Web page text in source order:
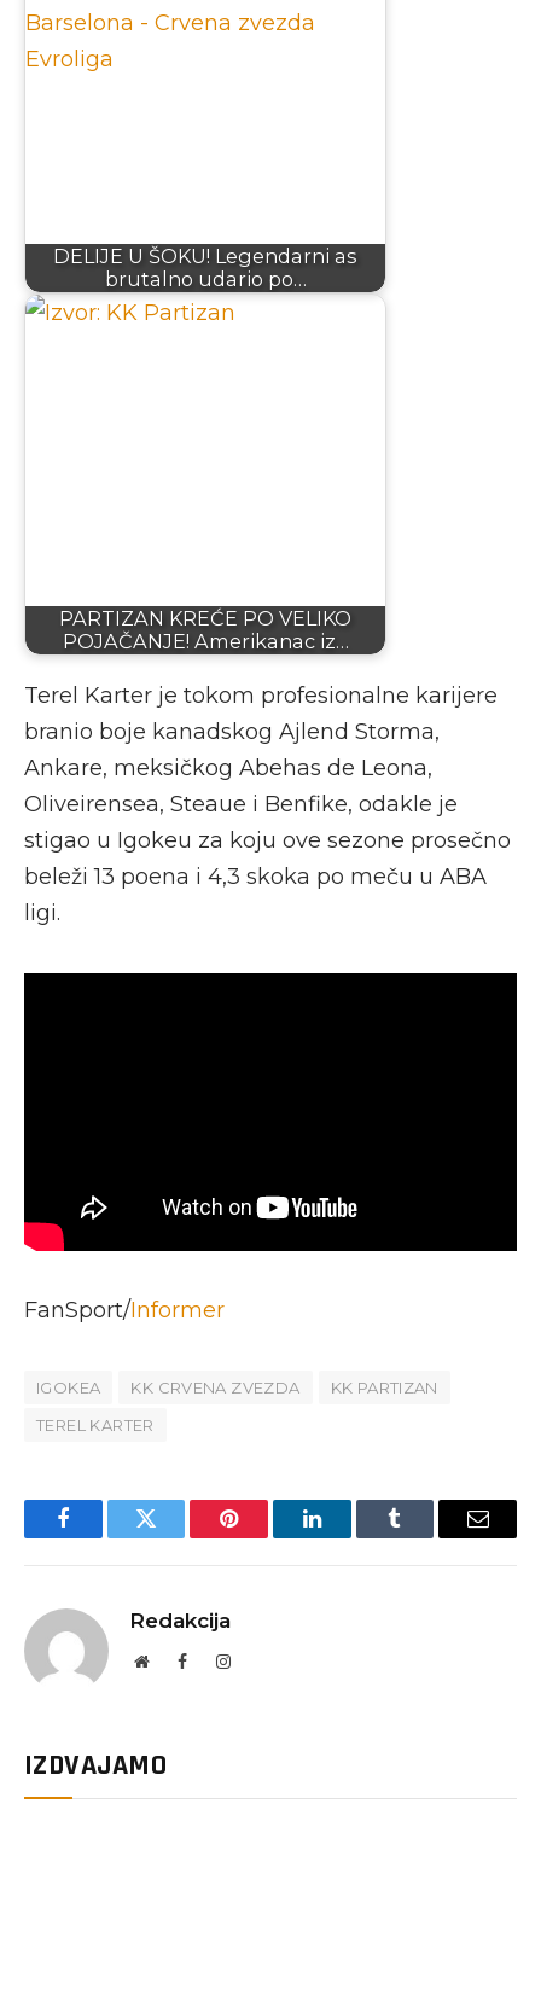
DELIJE U ŠOKU! Legendarni as
brutalno udario po…
PARTIZAN KREĆE PO VELIKO
POJAČANJE! Amerikanac iz…
Terel Karter je tokom profesionalne karijere
branio boje kanadskog Ajlend Storma,
Ankare, meksičkog Abehas de Leona,
Oliveirensea, Steaue i Benfike, odakle je
stigao u Igokeu za koju ove sezone prosečno
beleži 13 poena i 4,3 skoka po meču u ABA
ligi.
FanSport/Informer
IGOKEA KK CRVENA ZVEZDA
KK PARTIZAN
TEREL KARTER
FacebookTwitter Pinterest LinkedInTumblr Email
Redakcija
WebsiteFacebookInstagram
IZDVAJAMO